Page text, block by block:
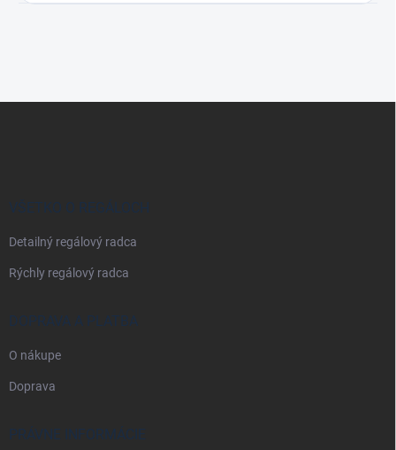
VŠETKO O REGÁLOCH
Detailný regálový radca
Rýchly regálový radca
DOPRAVA A PLATBA
O nákupe
Doprava
PRÁVNE INFORMÁCIE